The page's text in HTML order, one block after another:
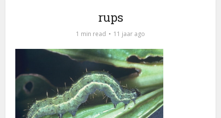
rups
1 min read 11 jaar ago